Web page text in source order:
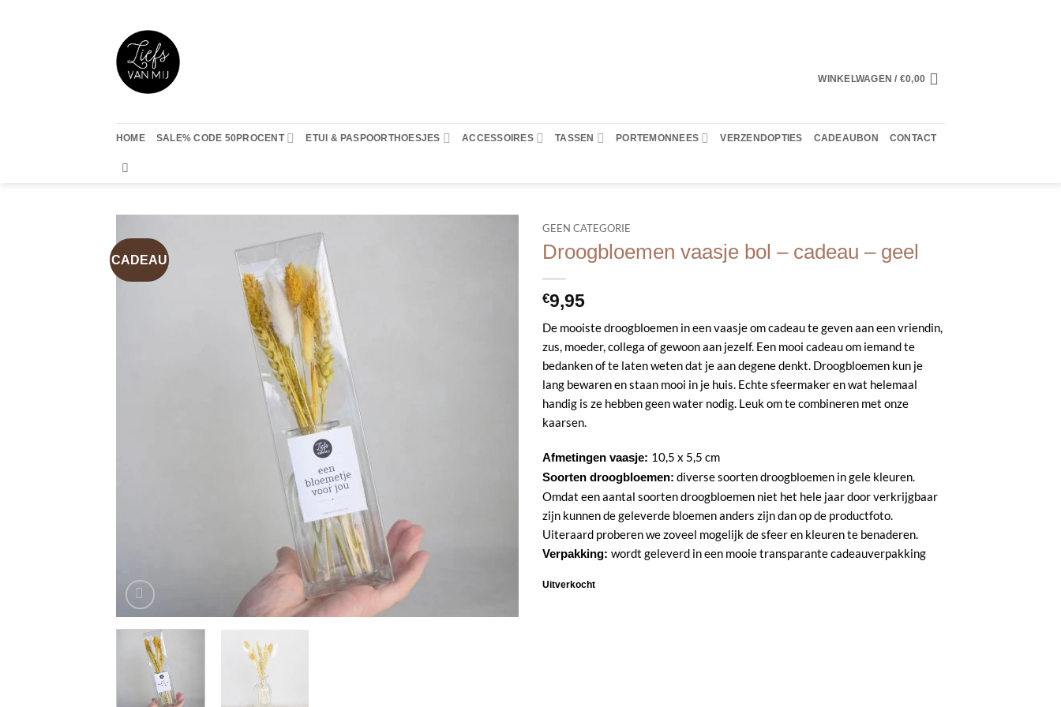
WINKELWAGEN / €0,00
HOME SALE% CODE 50PROCENT ETUI & PASPOORTHOESJES ACCESSOIRES TASSEN PORTEMONNEES VERZENDOPTIES CADEAUBON CONTACT
CADEAU
GEEN CATEGORIE
Droogbloemen vaasje bol – cadeau – geel
€9,95
De mooiste droogbloemen in een vaasje om cadeau te geven aan een vriendin,
zus, moeder, collega of gewoon aan jezelf. Een mooi cadeau om iemand te
bedanken of te laten weten dat je aan degene denkt. Droogbloemen kun je
lang bewaren en staan mooi in je huis. Echte sfeermaker en wat helemaal
handig is ze hebben geen water nodig. Leuk om te combineren met onze
kaarsen.
Afmetingen vaasje: 10,5 x 5,5 cm
Soorten droogbloemen: diverse soorten droogbloemen in gele kleuren.
Omdat een aantal soorten droogbloemen niet het hele jaar door verkrijgbaar
zijn kunnen de geleverde bloemen anders zijn dan op de productfoto.
Uiteraard proberen we zoveel mogelijk de sfeer en kleuren te benaderen.
Verpakking: wordt geleverd in een mooie transparante cadeauverpakking
Uitverkocht